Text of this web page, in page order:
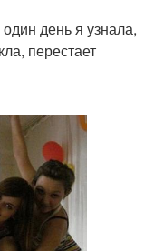
день я узнала,
перестает